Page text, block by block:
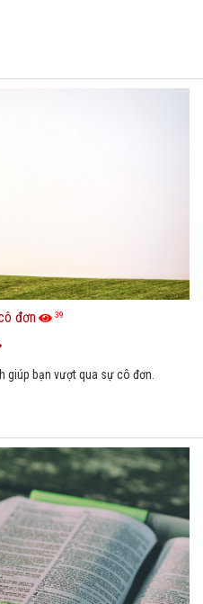
đơn 39
giúp bạn vượt qua sự cô đơn.